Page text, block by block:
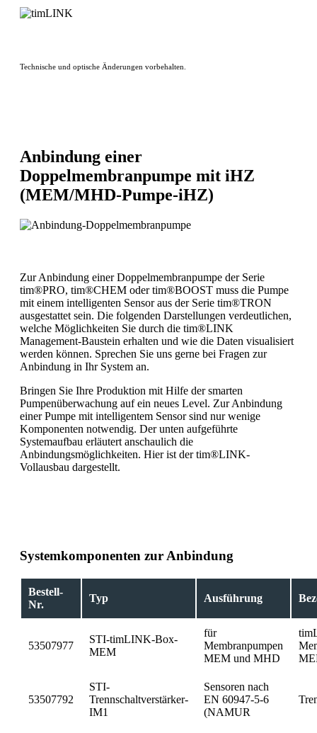
Technische und optische Änderungen vorbehalten.
Anbindung einer
Doppelmembranpumpe mit iHZ
(MEM/MHD-Pumpe-iHZ)
Zur Anbindung einer Doppelmem­branpumpe der Serie
tim®PRO, tim®CHEM oder tim®BOOST muss die Pumpe
mit einem intelligenten Sensor aus der Serie tim®TRON
ausge­stattet sein. Die folgenden Darstellungen verdeutlichen,
welche Möglichkeiten Sie durch die tim®LINK
Management-Baustein erhalten und wie die Daten visualisiert
werden können. Sprechen Sie uns gerne bei Fragen zur
Anbindung in Ihr System an.
Bringen Sie Ihre Produktion mit Hilfe der smarten
Pumpenüberwachung auf ein neues Level. Zur Anbindung
einer Pumpe mit intelligentem Sensor sind nur wenige
Komponenten notwendig. Der unten aufgeführte
Systemaufbau erläutert anschaulich die
Anbindungsmöglichkeiten. Hier ist der tim®LINK-
Vollausbau dargestellt.
Systemkomponenten zur Anbindung
Bestell-
Nr.
Typ Ausführung
53507977
STI-timLINK-Box-
MEM
für
Membranpumpen
MEM und MHD
53507792
STI-
Trennschaltverstärker-
IM1
Sensoren nach
EN 60947-5-6
(NAMUR